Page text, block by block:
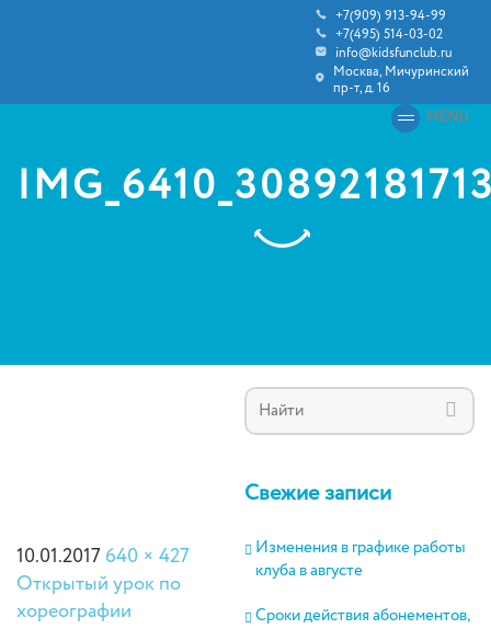
+7(909) 913-94-99
+7(495) 514-03-02
info@kidsfunclub.ru
Москва, Мичуринский
пр-т, д. 16
MENU
10.01.2017 640 × 427
Открытый урок по
хореографии
Свежие записи
Изменения в графике работы
клуба в августе
Сроки действия абонементов,